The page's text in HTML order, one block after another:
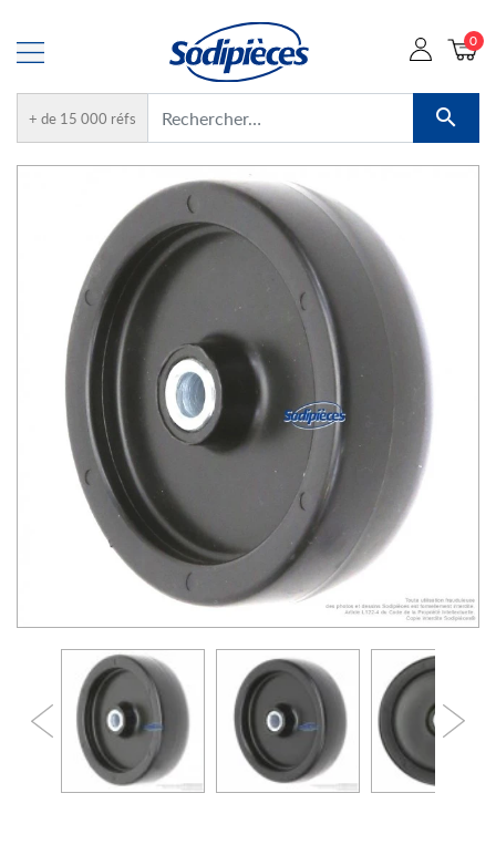
+ de 15 000 réfs 
0